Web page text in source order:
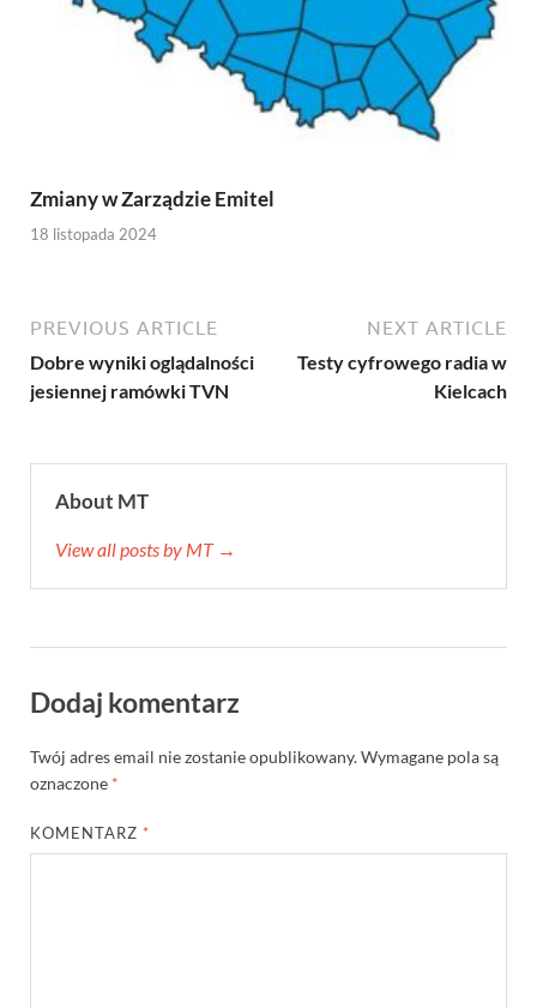
Zmiany w Zarządzie Emitel
18 listopada 2024
PREVIOUS ARTICLE
Dobre wyniki oglądalności
jesiennej ramówki TVN
NEXT ARTICLE
Testy cyfrowego radia w
Kielcach
About MT
View all posts by MT →
Dodaj komentarz
Twój adres email nie zostanie opublikowany.Wymagane pola są
oznaczone *
KOMENTARZ *